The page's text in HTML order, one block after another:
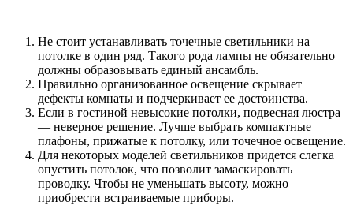
Не стоит устанавливать точечные светильники на
потолке в один ряд. Такого рода лампы не обязательно
должны образовывать единый ансамбль.
Правильно организованное освещение скрывает
дефекты комнаты и подчеркивает ее достоинства.
Если в гостиной невысокие потолки, подвесная люстра
— неверное решение. Лучше выбрать компактные
плафоны, прижатые к потолку, или точечное освещение.
Для некоторых моделей светильников придется слегка
опустить потолок, что позволит замаскировать
проводку. Чтобы не уменьшать высоту, можно
приобрести встраиваемые приборы.